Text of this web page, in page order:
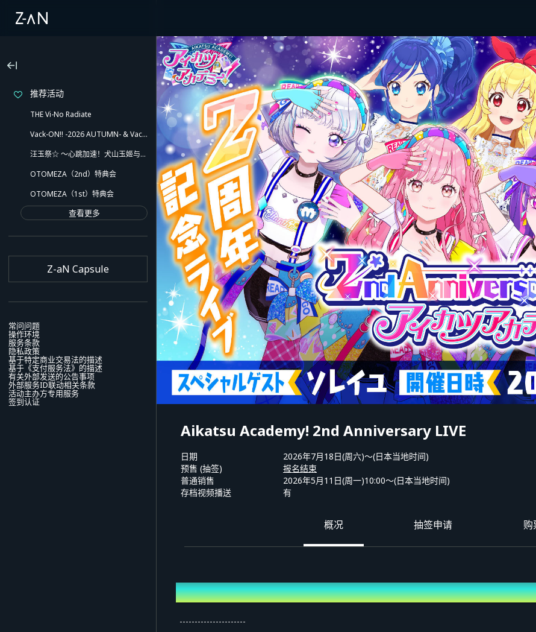
推荐活动
THE Vi-No Radiate
Vack-ON!! -2026 AUTUMN- & Vack-ON!! -Blink side-
汪玉祭☆ ～心跳加速！犬山玉姬与欢乐的伙伴们！！还有意想不到的小插曲哦～
OTOMEZA（2nd）特典会
OTOMEZA（1st）特典会
查看更多
Z-aN Capsule
常问问题
操作环境
服务条款
隐私政策
基于特定商业交易法的描述
基于《支付服务法》的描述
有关外部发送的公告事项
外部服务ID联动相关条款
活动主办方专用服务
签到认证
Aikatsu Academy! 2nd Anniversary LIVE
日期
2026年7月18日(周六)〜(日本当地时间)
预售 (抽签)
报名结束
普通销售
2026年5月11日(周一)10:00〜(日本当地时间)
存档视频播送
有
概况 抽签申请 购
概况
----------------------